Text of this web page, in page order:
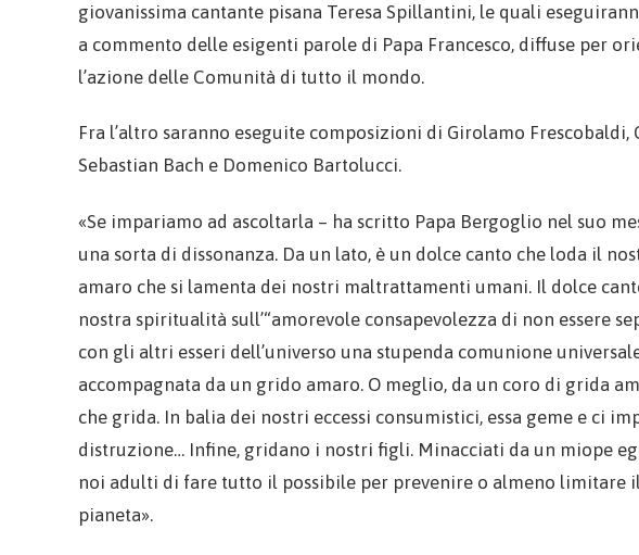
giovanissima cantante pisana Teresa Spillantini, le quali
a commento delle esigenti parole di Papa Francesco, diffuse per
l’azione delle Comunità di tutto il mondo.
Fra l’altro saranno eseguite composizioni di Girolamo Frescobaldi,
Sebastian Bach e Domenico Bartolucci.
«Se impariamo ad ascoltarla – ha scritto Papa Bergoglio nel suo
una sorta di dissonanza. Da un lato, è un dolce canto che loda il
amaro che si lamenta dei nostri maltrattamenti umani. Il dolce
nostra spiritualità sull’“amorevole consapevolezza di non essere
con gli altri esseri dell’universo una stupenda comunione
accompagnata da un grido amaro. O meglio, da un coro di grida
che grida. In balia dei nostri eccessi consumistici, essa geme e ci
distruzione… Infine, gridano i nostri figli. Minacciati da un miope
noi adulti di fare tutto il possibile per prevenire o almeno limitare
pianeta».